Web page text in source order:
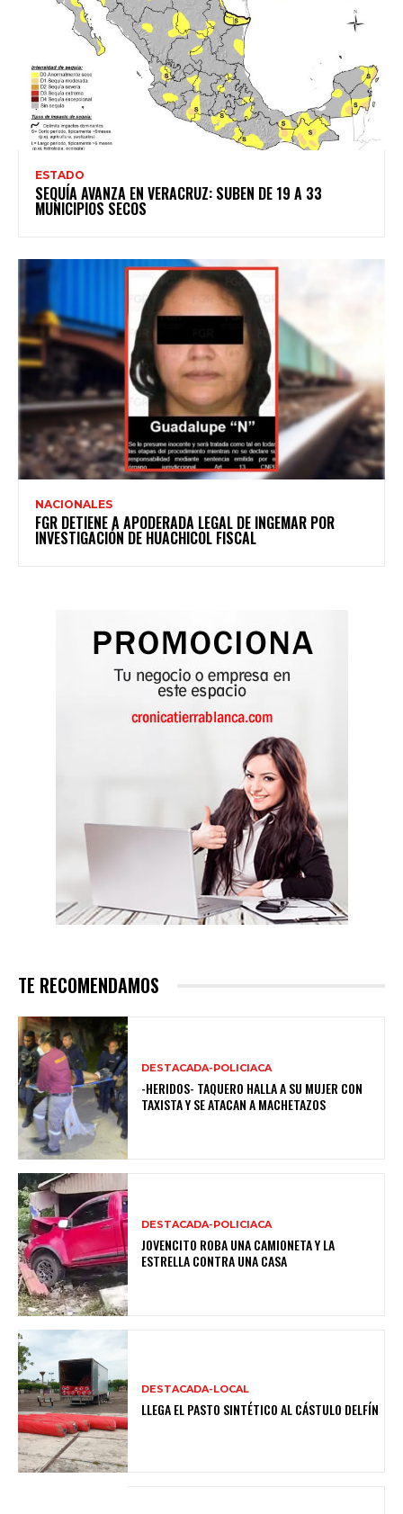
ESTADO
SEQUÍA AVANZA EN VERACRUZ: SUBEN DE 19 A 33
MUNICIPIOS SECOS
NACIONALES
FGR DETIENE A APODERADA LEGAL DE INGEMAR POR
INVESTIGACIÓN DE HUACHICOL FISCAL
TE RECOMENDAMOS
DESTACADA-POLICIACA
-HERIDOS- TAQUERO HALLA A SU MUJER CON
TAXISTA Y SE ATACAN A MACHETAZOS
DESTACADA-POLICIACA
JOVENCITO ROBA UNA CAMIONETA Y LA
ESTRELLA CONTRA UNA CASA
DESTACADA-LOCAL
LLEGA EL PASTO SINTÉTICO AL CÁSTULO DELFÍN